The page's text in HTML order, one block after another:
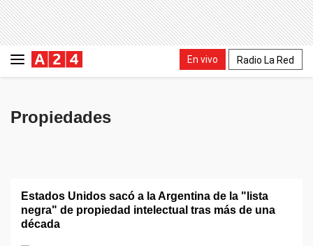
En vivo Radio La Red
Propiedades
Estados Unidos sacó a la Argentina de la "lista
negra" de propiedad intelectual tras más de una
década